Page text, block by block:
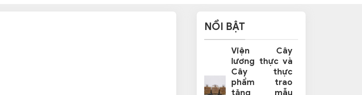
NỔI BẬT
Viện Cây
lương thực và
Cây thực
phẩm trao
tặng mẫu